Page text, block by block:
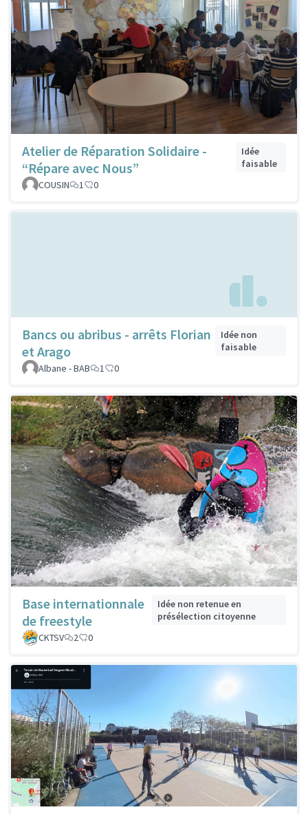
Atelier de Réparation Solidaire -
“Répare avec Nous”
Idée
faisable
COUSIN
1 0
Bancs ou abribus - arrêts Florian
et Arago
Idée non
faisable
Albane - BAB
1 0
Base internationnale
de freestyle
Idée non retenue en
présélection citoyenne
CKTSV
2 0